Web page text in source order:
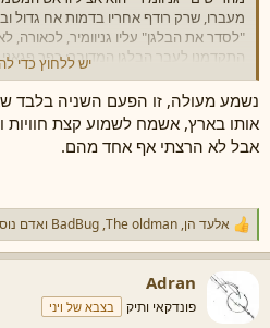
מעברו, שרק רודף אחריו בדמות אח גדול
"לסדר את הבלגן" עליו גניוומיר,
התקדמנו לעבר הבלגן המדובר: כפר פגאני
חברה של דמות הגנבת בקבוצה. שם גילינו
הבן של ראש הכפר, מה שכמובן יצר דרמה
בהרבה נחשפה כשגילינו שבאותו כפר
כבר זמן מה. המרדף אחריו התפתח לקרב
זאב-כפור, והגיע לשיא כאשר פרץ שד
הפופיק בזימון האחרון שהטיל. רבים
יש ללחוץ כדי
נשמע מעולה, זו הפעם השניה בלבד
אותו בארץ, אשמח לשמוע קצת חוויות
אבל לא הרצתי אף אחד מהם.
ר
ג
ש
ת
:
אלעד הן,
The oldman
,
BadBug ואדם
Adran
פונדקאי ותיק בצבא של ויני